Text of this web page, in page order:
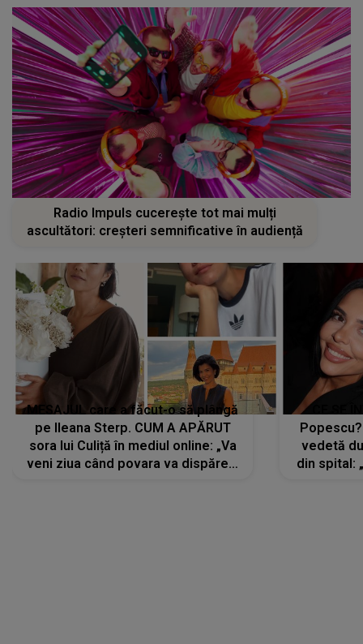
Radio Impuls cucerește tot mai mulți
ascultători: creșteri semnificative în audiență
MESAJUL care a făcut-o să plângă
pe Ileana Sterp. CUM A APĂRUT
sora lui Culiță în mediul online: „Va
veni ziua când povara va dispărea,
vedetă
din spital: